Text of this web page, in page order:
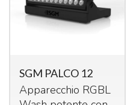
SGM PALCO 12
Apparecchio RGBL